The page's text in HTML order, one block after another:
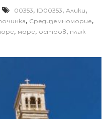
00353, ID00353, Алики,
, Средиземноморие,
, море, остров, плаж